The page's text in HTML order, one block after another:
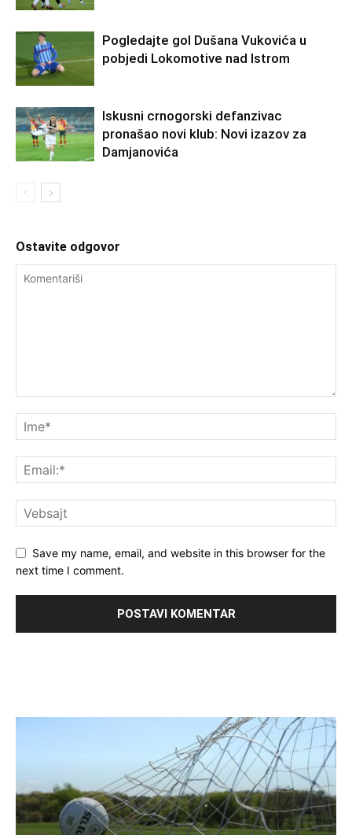
Pogledajte gol Dušana Vukovića u
pobjedi Lokomotive nad Istrom
Iskusni crnogorski defanzivac
pronašao novi klub: Novi izazov za
Damjanovića
Ostavite odgovor
Save my name, email, and website in this browser for the
next time I comment.